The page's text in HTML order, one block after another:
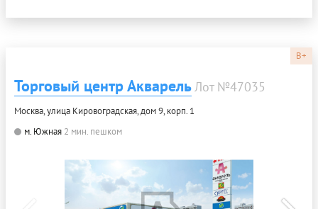
B+
Торговый центр АкварельЛот №47035
Москва, улица Кировоградская, дом 9, корп. 1
м. Южная 2 мин. пешком